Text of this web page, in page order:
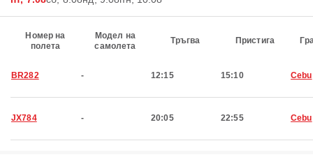
Номер на
полета
Модел на
самолета
Тръгва Пристига
BR282 - 12:15 15:10 Cebu
JX784 - 20:05 22:55 Cebu